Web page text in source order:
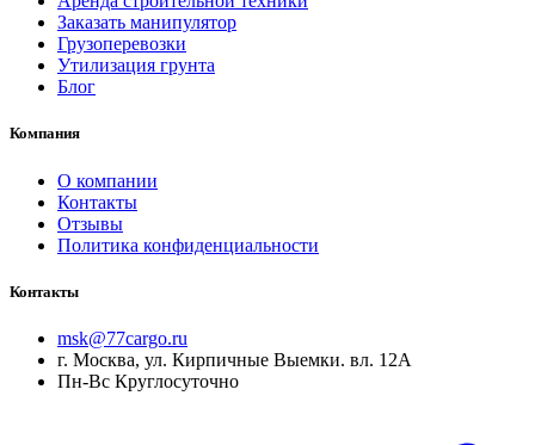
Заказать манипулятор
Грузоперевозки
Утилизация грунта
Блог
Компания
О компании
Контакты
Отзывы
Политика конфиденциальности
Контакты
msk@77cargo.ru
г. Москва, ул. Кирпичные Выемки. вл. 12А
Пн-Вс Круглосуточно